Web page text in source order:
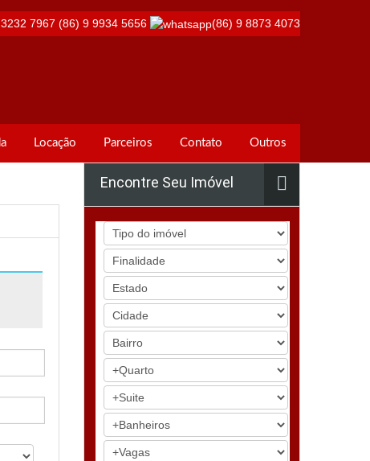
7967 (86) 9 9934 5656 (86) 9 8873 4073
Locação Parceiros Contato Outros
Encontre Seu Imóvel